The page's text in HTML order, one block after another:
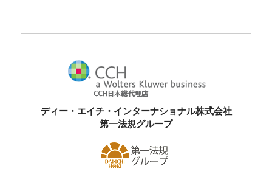
ディー・エイチ・インターナショナル株式会社
第一法規グループ